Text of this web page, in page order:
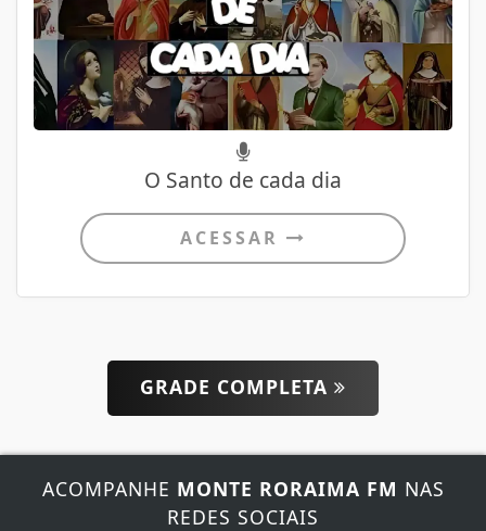
O Santo de cada dia
ACESSAR
GRADE COMPLETA
ACOMPANHE MONTE RORAIMA FM NAS
REDES SOCIAIS